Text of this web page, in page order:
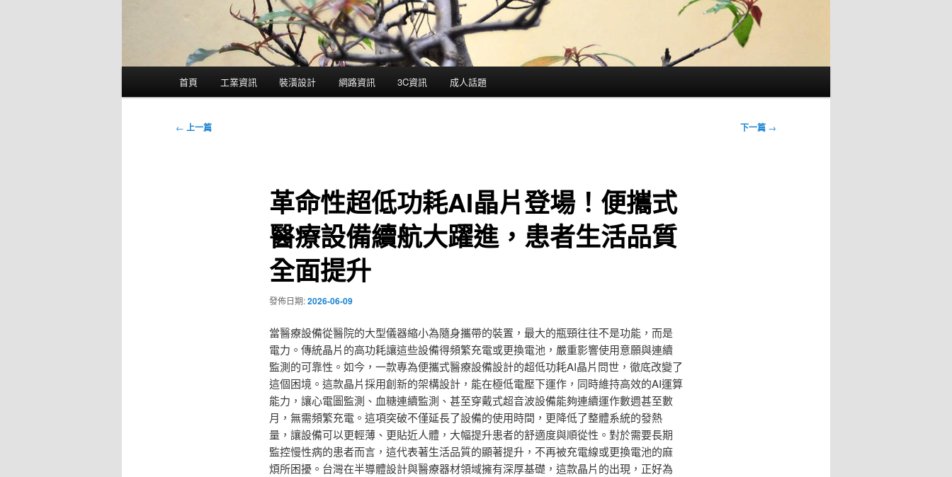
首頁 工業資訊 裝潢設計 網路資訊 3C資訊 成人話題
文
← 上一篇 下一篇 →
革命性超低功耗AI晶片登場！便攜式
醫療設備續航大躍進，患者生活品質
全面提升
發佈日期:2026-06-09
當醫療設備從醫院的大型儀器縮小為隨身攜帶的裝置，最大的瓶頸往往不是功能，而是
電力。傳統晶片的高功耗讓這些設備得頻繁充電或更換電池，嚴重影響使用意願與連續
監測的可靠性。如今，一款專為便攜式醫療設備設計的超低功耗AI晶片問世，徹底改變了
這個困境。這款晶片採用創新的架構設計，能在極低電壓下運作，同時維持高效的AI運算
能力，讓心電圖監測、血糖連續監測、甚至穿戴式超音波設備能夠連續運作數週甚至數
月，無需頻繁充電。這項突破不僅延長了設備的使用時間，更降低了整體系統的發熱
量，讓設備可以更輕薄、更貼近人體，大幅提升患者的舒適度與順從性。對於需要長期
監控慢性病的患者而言，這代表著生活品質的顯著提升，不再被充電線或更換電池的麻
煩所困擾。台灣在半導體設計與醫療器材領域擁有深厚基礎，這款晶片的出現，正好為